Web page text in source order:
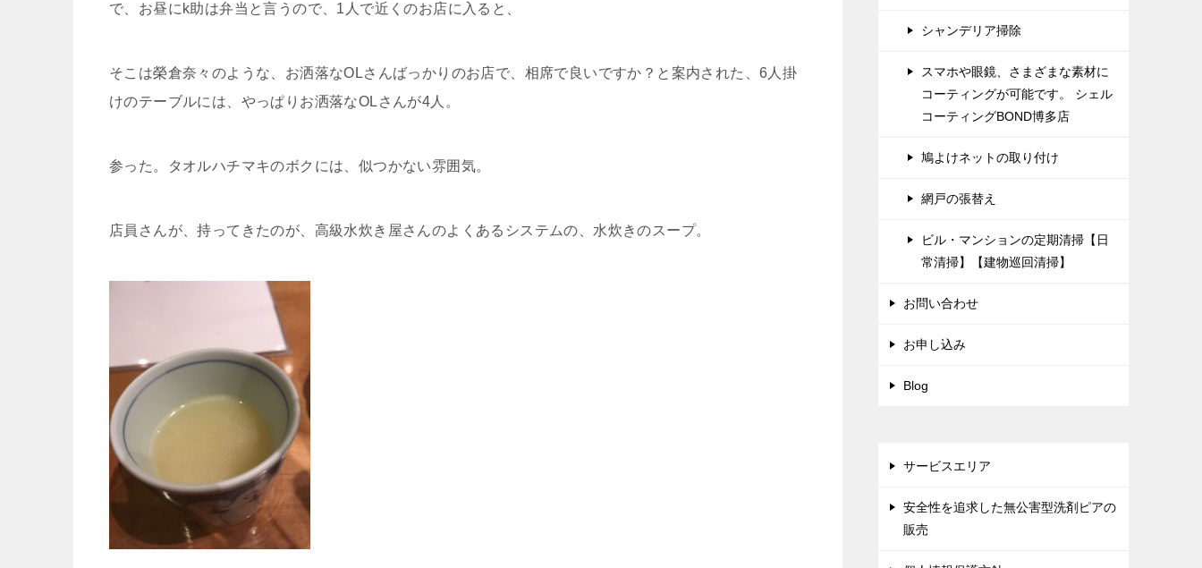
で、お昼にk助は弁当と言うので、1人で近くのお店に入ると、
そこは榮倉奈々のような、お洒落なOLさんばっかりのお店で、相席で良いですか？と案内された、6人掛
けのテーブルには、やっぱりお洒落なOLさんが4人。
参った。タオルハチマキのボクには、似つかない雰囲気。
店員さんが、持ってきたのが、高級水炊き屋さんのよくあるシステムの、水炊きのスープ。
シャンデリア掃除
スマホや眼鏡、さまざまな素材に
コーティングが可能です。 シェル
コーティングBOND博多店
鳩よけネットの取り付け
網戸の張替え
ビル・マンションの定期清掃【日
常清掃】【建物巡回清掃】
お問い合わせ
お申し込み
Blog
サービスエリア
安全性を追求した無公害型洗剤ピアの
販売